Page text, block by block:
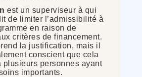
est un superviseur à qui
de limiter l’admissibilité à
en raison de
critères de financement.
la justification, mais il
conscient que cela
plusieurs personnes ayant
importants.